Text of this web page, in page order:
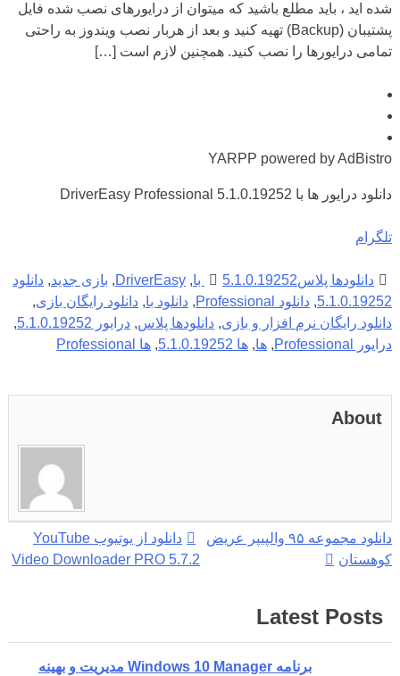
شده اید ، باید مطلع باشید که میتوان از درایورهای نصب شده فایل
پشتیبان (Backup) تهیه کنید و بعد از هربار نصب ویندوز به راحتی
تمامی درایورها را نصب کنید. همچنین لازم است […]
YARPP powered by AdBistro
دانلود درایور ها با DriverEasy Professional 5.1.0.19252
تلگرام
دانلودها پلاس5.1.0.19252 با ,
DriverEasy
, بازی جدید, دانلود
5.1.0.19252
, دانلود Professional , دانلود با, دانلود رایگان بازی,
دانلود رایگان نرم افزار و بازی, دانلودها پلاس, درایور 5.1.0.19252
,
درایور Professional
, ها, ها 5.1.0.19252 , ها Professional
About
راهبری
نوشته
دانلود از یوتیوب YouTube
Video Downloader PRO 5.7.2
دانلود مجموعه ۹۵ والپیپر عریض
کوهستان
Latest Posts
برنامه Windows 10 Manager مدیریت و بهینه